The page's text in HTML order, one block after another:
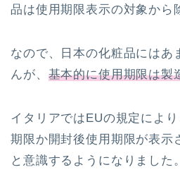
品は使用期限表示の対象から
なので、日本の化粧品にはあ
んが、 基本的に使用期限は製
イタリアではEUの規定によ
期限か開封後使用期限が表示
と意識するようになりました。